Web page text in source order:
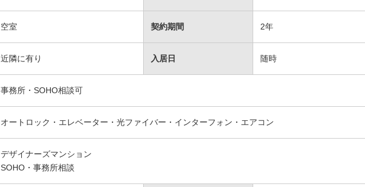
空室 契約期間 2年
近隣に有り 入居日 随時
事務所・SOHO相談可
オートロック・エレベーター・光ファイバー・インターフォン・エアコン
デザイナーズマンション
SOHO・事務所相談